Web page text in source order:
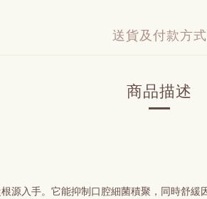
送貨及付款方式
商品描述
入手。它能抑制口腔細菌積聚，同時舒緩